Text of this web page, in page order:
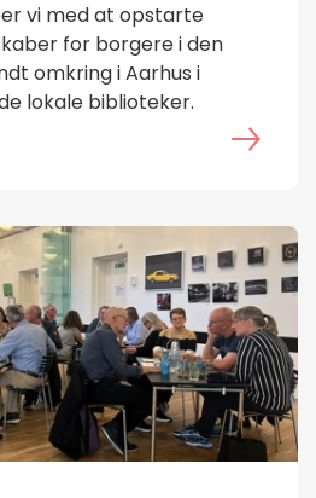
vi med at opstarte
for borgere i den
omkring i Aarhus i
lokale biblioteker.